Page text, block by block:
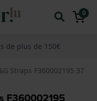
0
de plus de 150€
Straps F360002195
F360002195